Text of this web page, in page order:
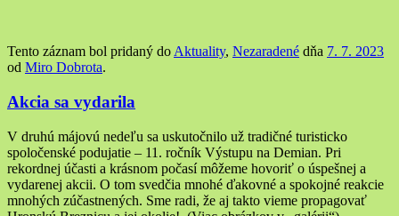
Tento záznam bol pridaný do Aktuality, Nezaradené dňa 7. 7. 2023
od Miro Dobrota.
Akcia sa vydarila
V druhú májovú nedeľu sa uskutočnilo už tradičné turisticko
spoločenské podujatie – 11. ročník Výstupu na Demian. Pri
rekordnej účasti a krásnom počasí môžeme hovoriť o úspešnej a
vydarenej akcii. O tom svedčia mnohé ďakovné a spokojné reakcie
mnohých zúčastnených. Sme radi, že aj takto vieme propagovať